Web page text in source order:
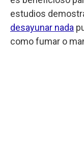
estudios
desayunar nada
como fumar o